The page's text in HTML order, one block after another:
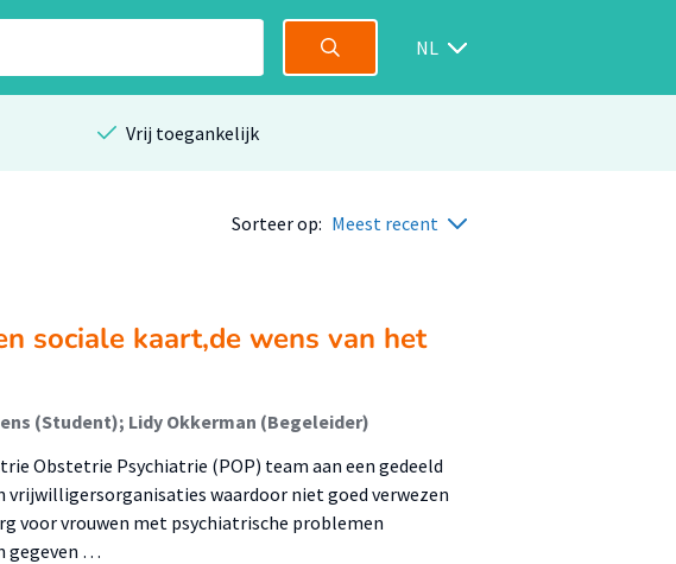
NL
Vrij toegankelijk
Sorteer op: Meest recent
sociale kaart,de wens van het
(Student); Lidy Okkerman (Begeleider)
Obstetrie Psychiatrie (POP) team aan een gedeeld
vrijwilligersorganisaties waardoor niet goed verwezen
voor vrouwen met psychiatrische problemen
gegeven …